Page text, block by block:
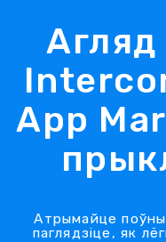
App
Атрымайце
паглядзіце, як